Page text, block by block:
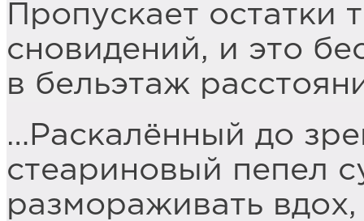
Пропускает остатки
сновидений, и это
в бельэтаж
…Раскалённый до
стеариновый пепел
размораживать